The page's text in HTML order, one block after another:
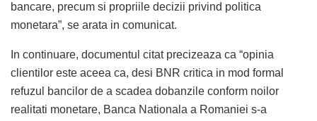
bancare, precum si propriile decizii privind politica
monetara”, se arata in comunicat.
In continuare, documentul citat precizeaza ca “opinia
clientilor este aceea ca, desi BNR critica in mod formal
refuzul bancilor de a scadea dobanzile conform noilor
realitati monetare, Banca Nationala a Romaniei s-a